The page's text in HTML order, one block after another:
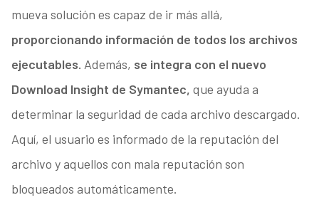
mueva solución es capaz de ir más allá,
proporcionando información de todos los archivos
ejecutables. Además, se integra con el nuevo
Download Insight de Symantec, que ayuda a
determinar la seguridad de cada archivo descargado.
Aquí, el usuario es informado de la reputación del
archivo y aquellos con mala reputación son
bloqueados automáticamente.